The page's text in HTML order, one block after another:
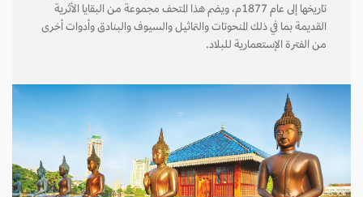
تاريخها إلى عام 1877م، ويضم هذا المتحف مجموعة من البقايا الأثرية
القديمة بما في ذلك المنحوتات والتماثيل والسيوف والبنادق وأدوات أخرى
من الفترة الإستعمارية للبلاد.